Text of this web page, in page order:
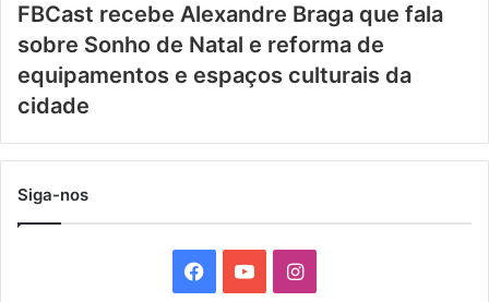
FBCast recebe Alexandre Braga que fala
sobre Sonho de Natal e reforma de
equipamentos e espaços culturais da
cidade
Siga-nos
I